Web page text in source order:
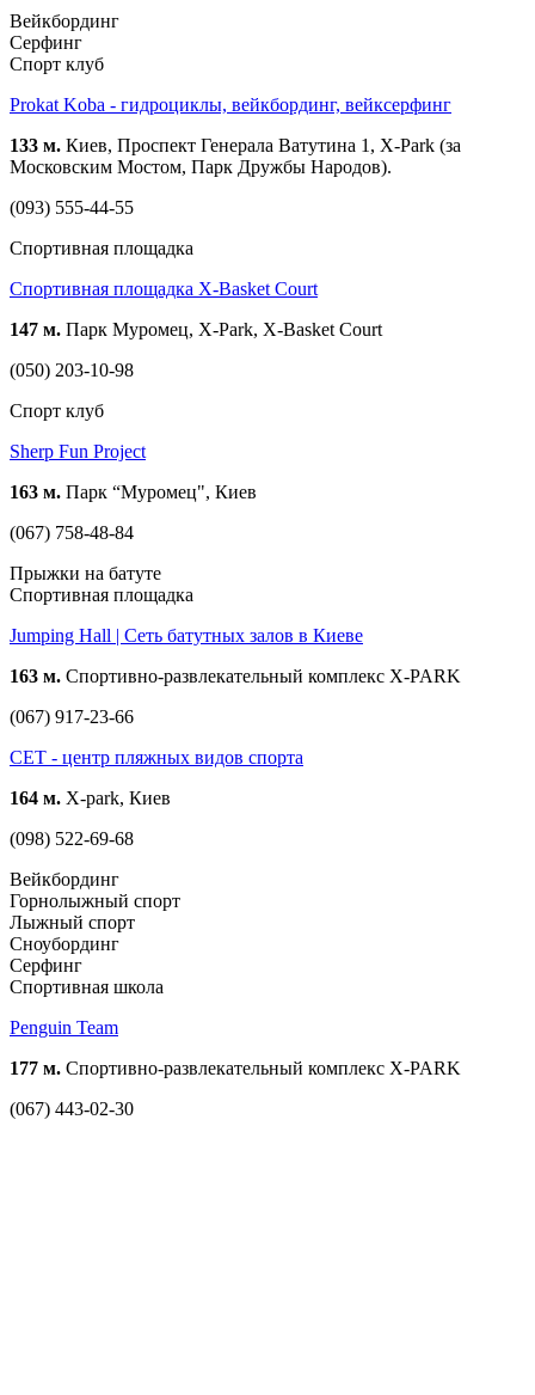
Вейкбординг
Серфинг
Спорт клуб
Prokat Koba - гидроциклы, вейкбординг, вейксерфинг
133 м. Киев, Проспект Генерала Ватутина 1, X-Park (за
Московским Мостом, Парк Дружбы Народов).
(093) 555-44-55
Спортивная площадка
Спортивная площадка X-Basket Court
147 м. Парк Муромец, X-Park, X-Basket Court
(050) 203-10-98
Спорт клуб
Sherp Fun Project
163 м. Парк “Муромец", Киев
(067) 758-48-84
Прыжки на батуте
Спортивная площадка
Jumping Hall | Сеть батутных залов в Киеве
163 м. Спортивно-развлекательный комплекс X-PARK
(067) 917-23-66
СЕТ - центр пляжных видов спорта
164 м. X-park, Киев
(098) 522-69-68
Вейкбординг
Горнолыжный спорт
Лыжный спорт
Сноубординг
Серфинг
Спортивная школа
Penguin Team
177 м. Спортивно-развлекательный комплекс X-PARK
(067) 443-02-30